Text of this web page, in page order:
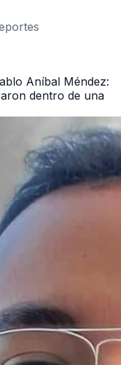
Aníbal Méndez:
dentro de una